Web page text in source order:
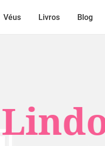
Véus Livros Blog